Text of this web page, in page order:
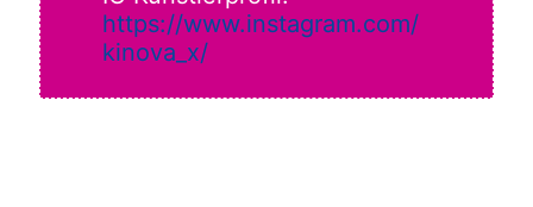
https://www.instagram.com/
kinova_x/